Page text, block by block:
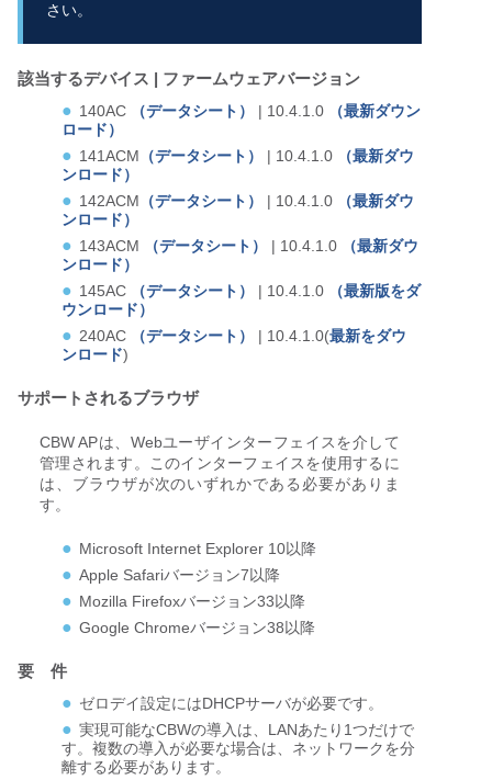
さい。
該当するデバイス | ファームウェアバージョン
140AC （データシート） | 10.4.1.0
（最新ダウン
ロード）
141ACM （データシート） | 10.4.1.0
（最新ダウ
ンロード）
142ACM （データシート） | 10.4.1.0
（最新ダウ
ンロード）
143ACM
（データシート） | 10.4.1.0
（最新ダウ
ンロード）
145AC
（データシート） | 10.4.1.0
（最新版をダ
ウンロード）
240AC
（データシート） | 10.4.1.0(最新をダウ
ンロード)
サポートされるブラウザ
CBW APは、Webユーザインターフェイスを介して
管理されます。このインターフェイスを使用するに
は、ブラウザが次のいずれかである必要がありま
す。
Microsoft Internet Explorer 10以降
Apple Safariバージョン7以降
Mozilla Firefoxバージョン33以降
Google Chromeバージョン38以降
要 件
ゼロデイ設定にはDHCPサーバが必要です。
実現可能なCBWの導入は、LANあたり1つだけで
す。複数の導入が必要な場合は、ネットワークを分
離する必要があります。